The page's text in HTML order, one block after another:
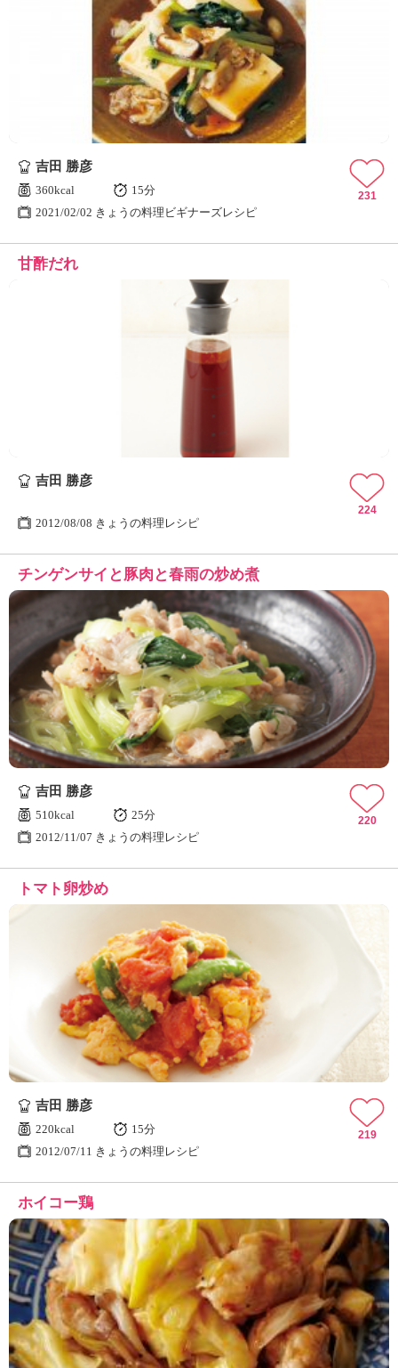
吉田 勝彦
360kcal
15分
2021/02/02 きょうの料理ビギナーズレシピ
231
甘酢だれ
吉田 勝彦
2012/08/08 きょうの料理レシピ
224
チンゲンサイと豚肉と春雨の炒め煮
吉田 勝彦
510kcal
25分
2012/11/07 きょうの料理レシピ
220
トマト卵炒め
吉田 勝彦
220kcal
15分
2012/07/11 きょうの料理レシピ
219
ホイコー鶏